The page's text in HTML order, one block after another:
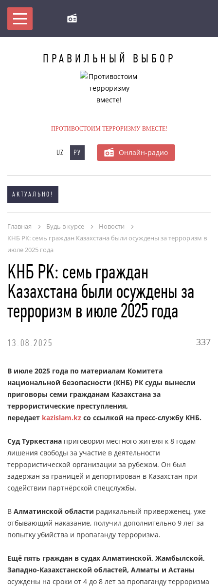
МЫ ПРОТИВ ТЕРРОРИЗМА!
ОНЛАЙН-КОНФЕРЕНЦИЯ
МУЛЬТИМЕДИА
ПУБЛИКАЦИИ
ОНЛАЙН - СЕРВИСЫ
ПРАВИЛЬНЫЙ ВЫБОР
ПРОТИВОСТОИМ ТЕРРОРИЗМУ ВМЕСТЕ!
UZ РУ Онлайн-радио
АКТУАЛЬНО!
Главная Будь в курсе
Новости
КНБ РК: семь граждан Казахстана были осуждены за терроризм в
июле 2025 года
КНБ РК: семь граждан
Казахстана были осуждены за
терроризм в июле 2025 года
13.08.2025 337
В июле 2025 года по материалам Комитета
национальной безопасности (КНБ) РК суды вынесли
приговоры семи гражданам Казахстана за
террористические преступления,
передает kazislam.kz со ссылкой на пресс-службу КНБ.
Суд Туркестана приговорил местного жителя к 8 годам
лишения свободы за участие в деятельности
террористической организации за рубежом. Он был
задержан за границей и депортирован в Казахстан при
содействии партнёрской спецслужбы.
В Алматинской области радикальный приверженец, уже
отбывающий наказание, получил дополнительно 9 лет за
попытку убийства и пропаганду терроризма.
Ещё пять граждан в судах Алматинской, Жамбылской,
Западно-Казахстанской областей, Алматы и Астаны
осуждены на сроки от 4 до 8 лет за пропаганду терроризма